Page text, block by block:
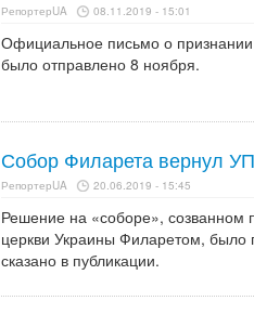
РепортерUA 08.11.2019 - 15:01
Официальное письмо о
было отправлено 8 ноября.
Собор Филарета вернул
РепортерUA 20.06.2019 - 15:45
Решение на «соборе», созванном
церкви Украины Филаретом, было
сказано в публикации.